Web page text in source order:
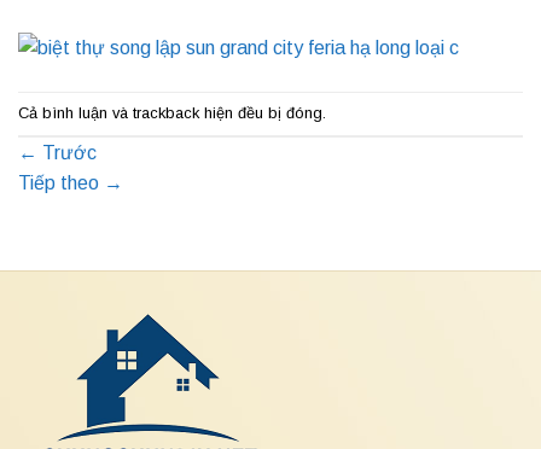
Cả bình luận và trackback hiện đều bị đóng.
← Trước
Tiếp theo →